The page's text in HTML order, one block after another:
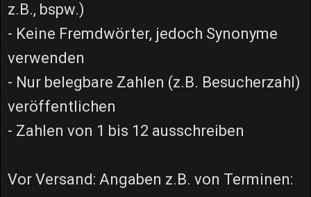
z.B., bspw.)
- Keine Fremdwörter, jedoch Synonyme
verwenden
- Nur belegbare Zahlen (z.B. Besucherzahl)
veröffentlichen
- Zahlen von 1 bis 12 ausschreiben
Vor Versand: Angaben z.B. von Terminen: